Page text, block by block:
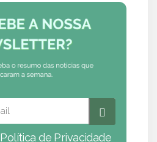
Política de Privacidade